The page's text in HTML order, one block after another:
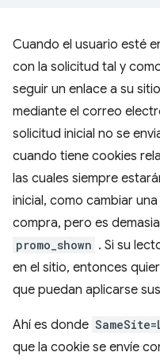
Cuando el usuario esté
con la solicitud tal y
seguir un enlace a su
mediante el correo
solicitud inicial no se
cuando tiene cookies
las cuales siempre
inicial, como cambiar
compra, pero es
promo_shown . Si su
en el sitio, entonces
que puedan aplicarse
Ahí es donde
que la cookie se envíe